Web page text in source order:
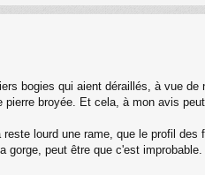
bogies qui aient déraillés, à vue
broyée. Et cela, à mon avis
lourd une rame, que le profil
peut être que c'est improbable.